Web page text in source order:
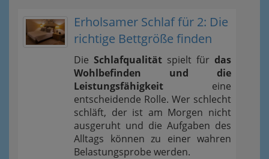
Erholsamer Schlaf für 2: Die
richtige Bettgröße finden
Die Schlafqualität spielt für das
Wohlbefinden und die
Leistungsfähigkeit eine
entscheidende Rolle. Wer schlecht
schläft, der ist am Morgen nicht
ausgeruht und die Aufgaben des
Alltags können zu einer wahren
Belastungsprobe werden.